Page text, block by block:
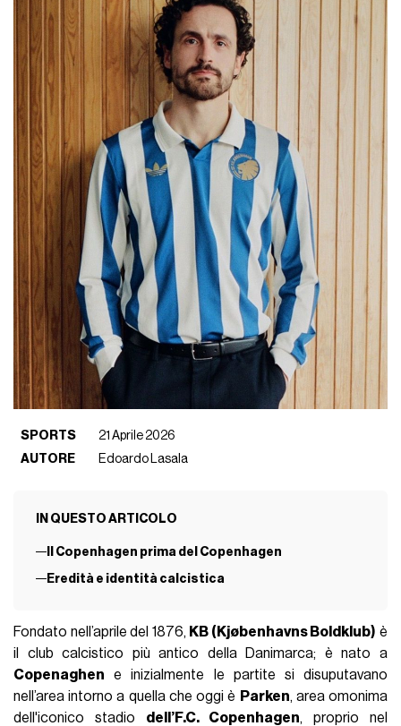
SPORTS
21 Aprile 2026
AUTORE
Edoardo Lasala
IN QUESTO ARTICOLO
Il Copenhagen prima del Copenhagen
Eredità e identità calcistica
Fondato nell’aprile del 1876, KB (Kjøbenhavns Boldklub) è
il club calcistico più antico della Danimarca; è nato a
Copenaghen e inizialmente le partite si disuputavano
nell’area intorno a quella che oggi è Parken, area omonima
dell'iconico stadio dell’F.C. Copenhagen, proprio nel